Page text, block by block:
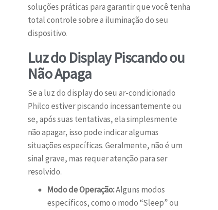
soluções práticas para garantir que você tenha
total controle sobre a iluminação do seu
dispositivo.
Luz do Display Piscando ou
Não Apaga
Se a luz do display do seu ar-condicionado
Philco estiver piscando incessantemente ou
se, após suas tentativas, ela simplesmente
não apagar, isso pode indicar algumas
situações específicas. Geralmente, não é um
sinal grave, mas requer atenção para ser
resolvido.
Modo de Operação:Alguns modos
específicos, como o modo “Sleep” ou